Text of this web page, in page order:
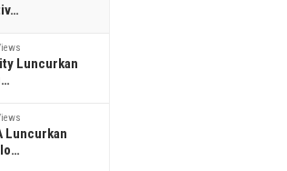
Luncurkan
Luncurkan